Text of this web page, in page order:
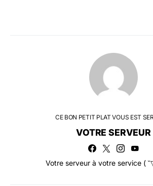
CE BON PETIT PLAT VOUS EST
VOTRE SERVEUR
Votre serveur à votre service (